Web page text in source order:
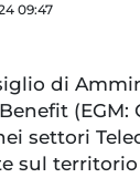
09:47
di
(EGM:
settori
sul